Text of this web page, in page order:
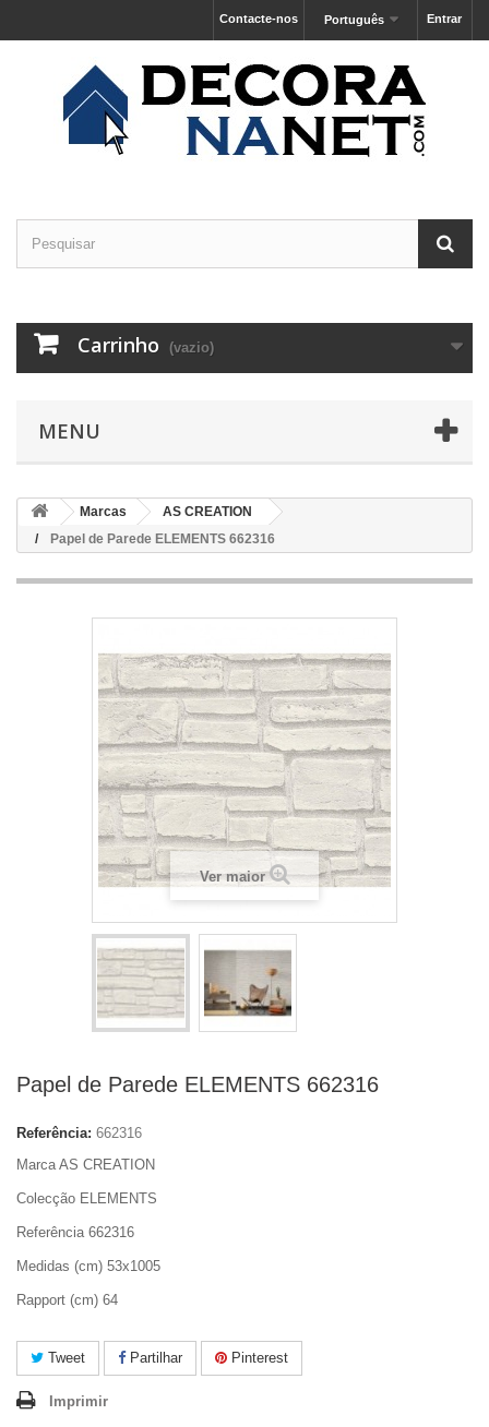
Entrar
Português
Contacte-nos
Carrinho (vazio)
MENU
Marcas
AS CREATION
Papel de Parede ELEMENTS 662316
Ver maior
Papel de Parede ELEMENTS 662316
Referência: 662316
Marca AS CREATION
Colecção ELEMENTS
Referência 662316
Medidas (cm) 53x1005
Rapport (cm) 64
Tweet Partilhar Pinterest
Imprimir